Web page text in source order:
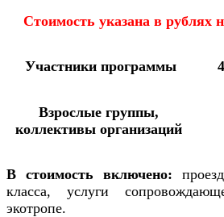
Стоимость указана в рублях
Участники программы
Взрослые группы,
коллективы организаций
В стоимость включено:
класса, услуги
экотропе.